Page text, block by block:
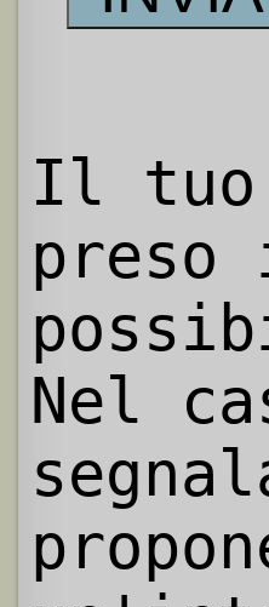
Il tuo
preso
Nel